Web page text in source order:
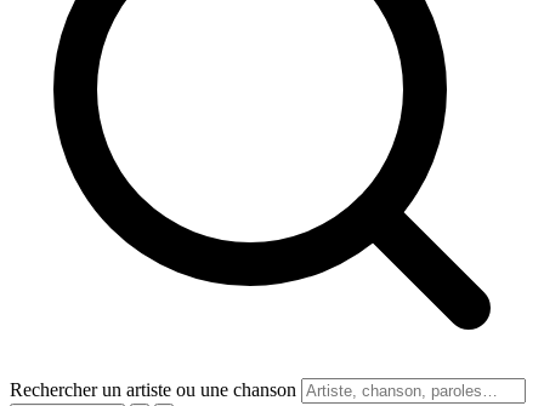
Rechercher un artiste ou une chanson